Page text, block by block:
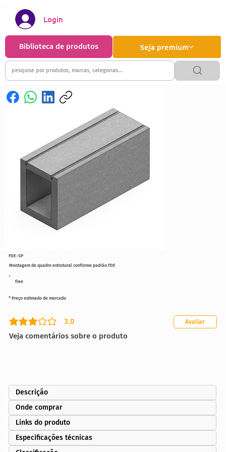
Seja premium
Biblioteca de produtos
Login
free
Montagem de quadro estrutural conforme padrão FDE
3.0
classificação média é 3 de 5
Veja comentários sobre o produto
Avaliar
* Preço estimado de mercado
FDE-SP
Descrição
Onde comprar
Links do produto
Especificações técnicas